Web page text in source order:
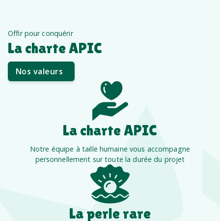
Offir pour conquérir
La charte APIC
Nos valeurs
La charte APIC
Notre équipe à taille humaine vous accompagne
personnellement sur toute la durée du projet
La perle rare